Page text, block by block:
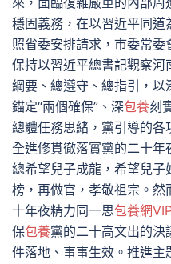
穩固義務，在以習近平同
照省委安排請求，市委常委
保持以習近平總書記觀察
綱要、總遵守、總指引，以
錨定“兩個確保”、深包養刻
總體任務思緒，黨引導的各
全進修貫徹落實黨的二十
總希望兒子成龍，希望兒
榜，再做官，孝敬祖宗。然
十年夜精力同一思包養網
保包養黨的二十高文出的
件落地、事事生效。推進主